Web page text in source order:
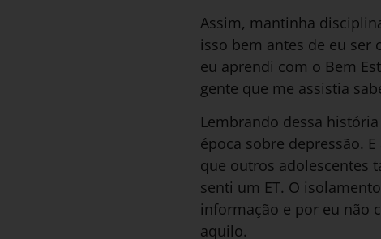
Assim, mantinha
isso bem antes de eu ser
eu aprendi com o Bem
gente que me assistia
Lembrando dessa
época sobre depressão.
que outros adolescentes
senti um ET. O
informação e por eu não
aquilo.